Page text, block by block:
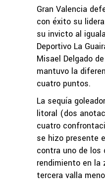
Gran Valencia
con éxito su
su invicto al
Deportivo La
Misael Delgado
mantuvo la
cuatro puntos.
La sequía
litoral (dos
cuatro
se hizo presente
contra uno de los
rendimiento en la
tercera valla